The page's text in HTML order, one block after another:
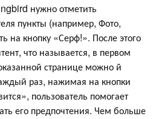
нужно отметить
пункты (например, Фото,
на кнопку «Серф!». После этого
что называется, в первом
странице можно й
раз, нажимая на кнопки
пользователь помогает
его предпочтения. Чем больше